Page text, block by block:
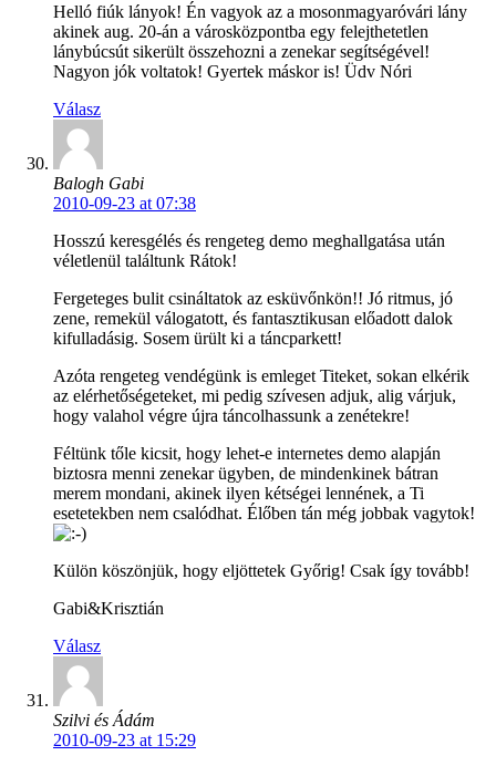
Helló fiúk lányok! Én vagyok az a mosonmagyaróvári lány
akinek aug. 20-án a városközpontba egy felejthetetlen
lánybúcsút sikerült összehozni a zenekar segítségével!
Nagyon jók voltatok! Gyertek máskor is! Üdv Nóri
Válasz
Balogh Gabi
2010-09-23 at 07:38
Hosszú keresgélés és rengeteg demo meghallgatása után
véletlenül találtunk Rátok!
Fergeteges bulit csináltatok az esküvőnkön!! Jó ritmus, jó
zene, remekül válogatott, és fantasztikusan előadott dalok
kifulladásig. Sosem ürült ki a táncparkett!
Azóta rengeteg vendégünk is emleget Titeket, sokan elkérik
az elérhetőségeteket, mi pedig szívesen adjuk, alig várjuk,
hogy valahol végre újra táncolhassunk a zenétekre!
Féltünk tőle kicsit, hogy lehet-e internetes demo alapján
biztosra menni zenekar ügyben, de mindenkinek bátran
merem mondani, akinek ilyen kétségei lennének, a Ti
esetetekben nem csalódhat. Élőben tán még jobbak vagytok!
Külön köszönjük, hogy eljöttetek Győrig! Csak így tovább!
Gabi&Krisztián
Válasz
Szilvi és Ádám
2010-09-23 at 15:29